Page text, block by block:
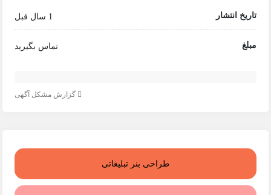
تاریخ انتشار 1 سال قبل
مبلغ تماس بگیرید
گزارش مشکل آگهی
طراحی بنر تبلیغاتی